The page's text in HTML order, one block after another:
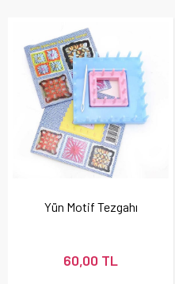
Yün Motif Tezgahı
60,00 TL